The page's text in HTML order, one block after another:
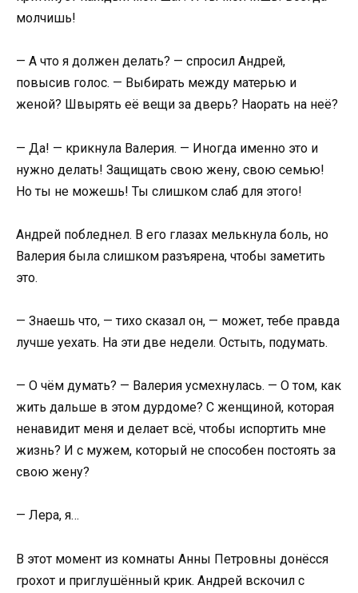
молчишь!
— А что я должен делать? — спросил Андрей,
повысив голос. — Выбирать между матерью и
женой? Швырять её вещи за дверь? Наорать на неё?
— Да! — крикнула Валерия. — Иногда именно это и
нужно делать! Защищать свою жену, свою семью!
Но ты не можешь! Ты слишком слаб для этого!
Андрей побледнел. В его глазах мелькнула боль, но
Валерия была слишком разъярена, чтобы заметить
это.
— Знаешь что, — тихо сказал он, — может, тебе правда
лучше уехать. На эти две недели. Остыть, подумать.
— О чём думать? — Валерия усмехнулась. — О том, как
жить дальше в этом дурдоме? С женщиной, которая
ненавидит меня и делает всё, чтобы испортить мне
жизнь? И с мужем, который не способен постоять за
свою жену?
— Лера, я…
В этот момент из комнаты Анны Петровны донёсся
грохот и приглушённый крик. Андрей вскочил с